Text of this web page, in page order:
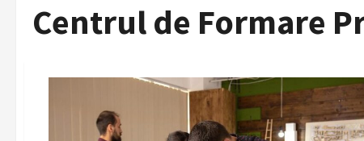
Centrul de Formare